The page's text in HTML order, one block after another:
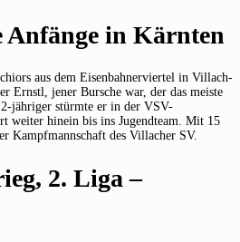
Anfänge in Kärnten
aus dem Eisenbahnerviertel in Villach-
Ernstl, jener Bursche war, der das meiste
jähriger stürmte er in der VSV-
weiter hinein bis ins Jugendteam. Mit 15
Kampfmannschaft des Villacher SV.
2. Liga –